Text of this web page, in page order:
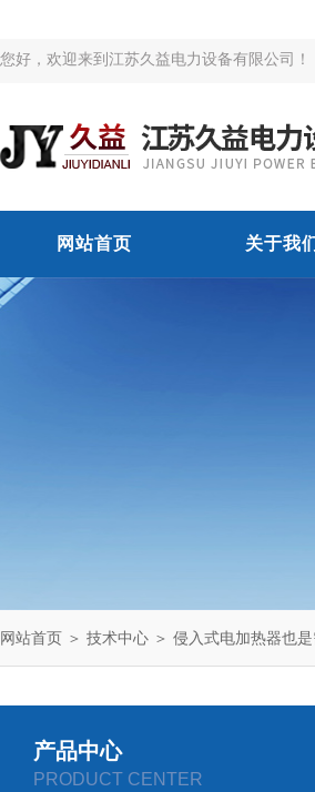
您好，欢迎来到江苏久益电力设备有限公司！
网站首页 关于我
网站首页 ＞ 技术中心 ＞ 侵入式电加热器也
产品中心
PRODUCT CENTER